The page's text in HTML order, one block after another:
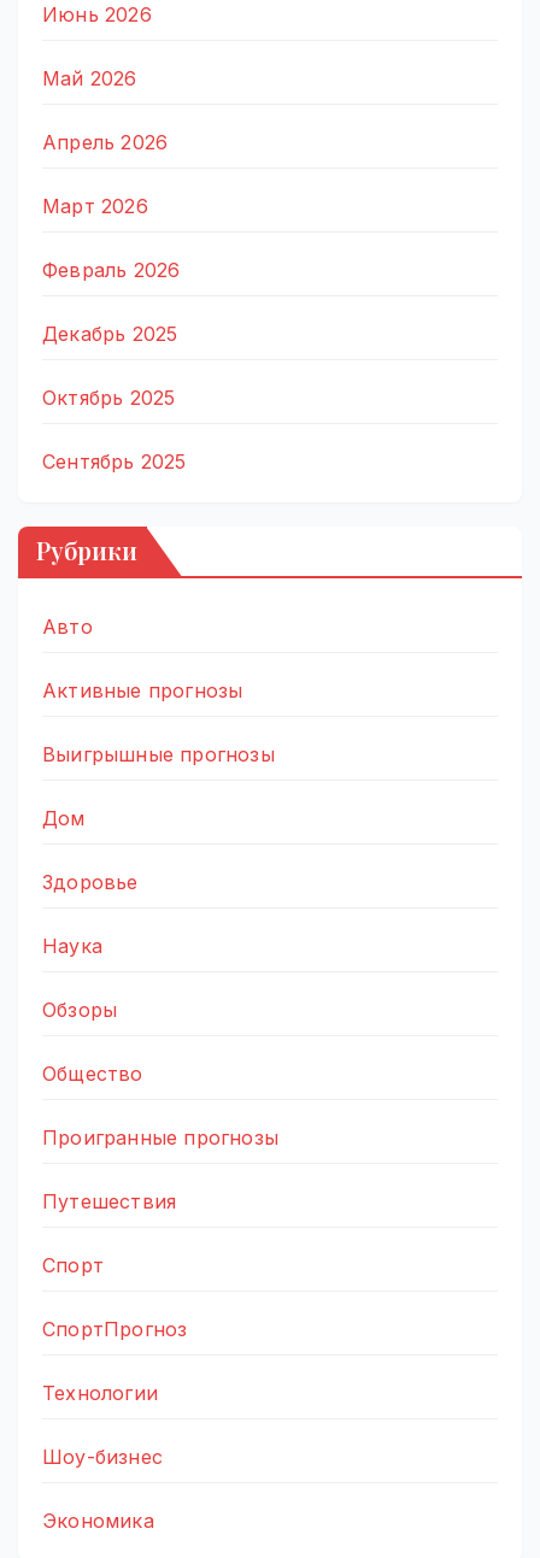
Июнь 2026
Май 2026
Апрель 2026
Март 2026
Февраль 2026
Декабрь 2025
Октябрь 2025
Сентябрь 2025
Рубрики
Авто
Активные прогнозы
Выигрышные прогнозы
Дом
Здоровье
Наука
Обзоры
Общество
Проигранные прогнозы
Путешествия
Спорт
СпортПрогноз
Технологии
Шоу-бизнес
Экономика